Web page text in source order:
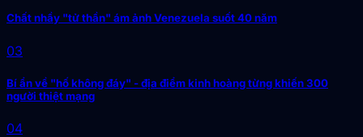
Chất nhầy "tử thần" ám ảnh Venezuela suốt 40 năm
03
Bí ẩn về "hố không đáy" - địa điểm kinh hoàng từng khiến 300
người thiệt mạng
04